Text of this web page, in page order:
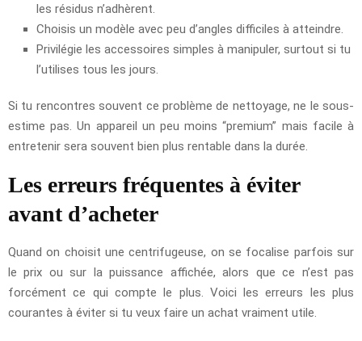
les résidus n’adhèrent.
Choisis un modèle avec peu d’angles difficiles à atteindre.
Privilégie les accessoires simples à manipuler, surtout si tu
l’utilises tous les jours.
Si tu rencontres souvent ce problème de nettoyage, ne le sous-
estime pas. Un appareil un peu moins “premium” mais facile à
entretenir sera souvent bien plus rentable dans la durée.
Les erreurs fréquentes à éviter
avant d’acheter
Quand on choisit une centrifugeuse, on se focalise parfois sur
le prix ou sur la puissance affichée, alors que ce n’est pas
forcément ce qui compte le plus. Voici les erreurs les plus
courantes à éviter si tu veux faire un achat vraiment utile.